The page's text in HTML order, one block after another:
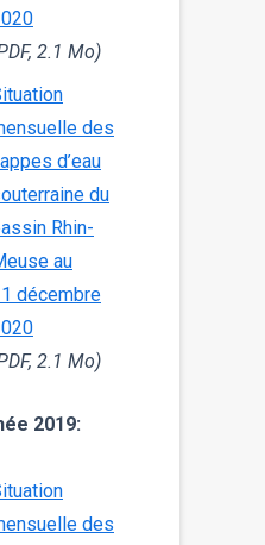
2.1 Mo)
des
d’eau
du
Rhin-
au
décembre
2.1 Mo)
2019:
des